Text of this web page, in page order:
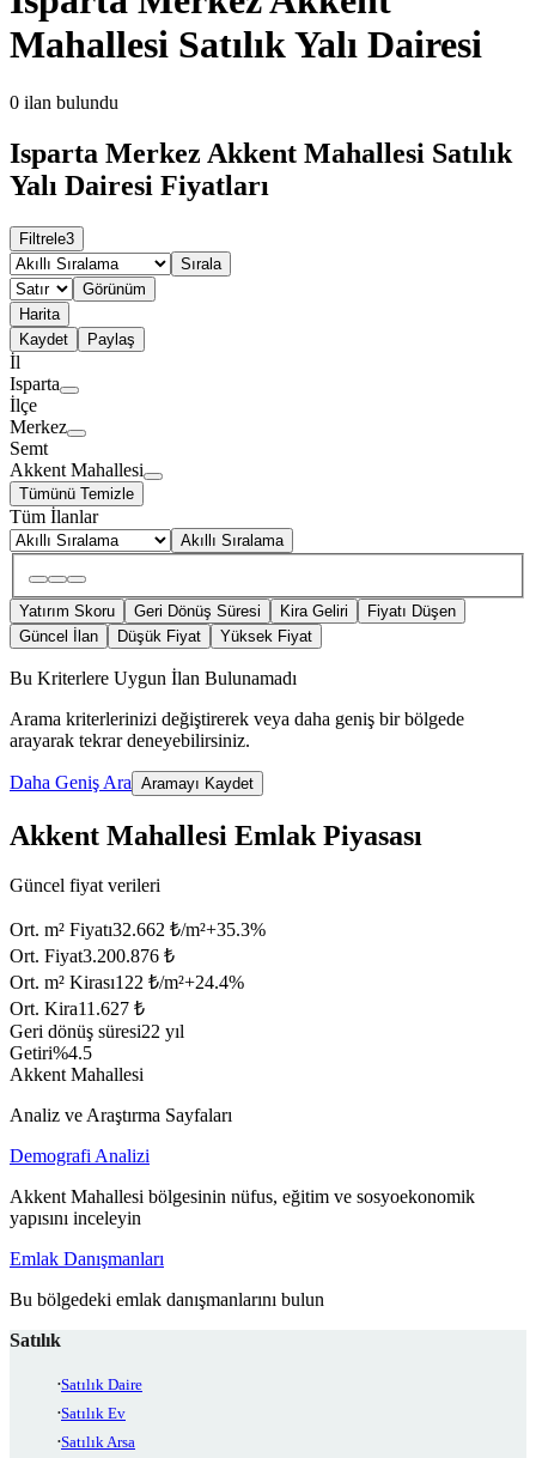
Mahallesi Satılık Yalı Dairesi
0 ilan bulundu
Isparta Merkez Akkent Mahallesi Satılık
Yalı Dairesi Fiyatları
Filtrele3
Sırala
Görünüm
Harita
Kaydet
Paylaş
İl
Isparta
İlçe
Merkez
Semt
Akkent Mahallesi
Tümünü Temizle
Tüm İlanlar
Akıllı Sıralama
Yatırım Skoru Geri Dönüş Süresi Kira Geliri
Fiyatı Düşen
Güncel İlan
Düşük Fiyat Yüksek Fiyat
Bu Kriterlere Uygun İlan Bulunamadı
Arama kriterlerinizi değiştirerek veya daha geniş bir bölgede
arayarak tekrar deneyebilirsiniz.
Daha Geniş Ara Aramayı Kaydet
Akkent Mahallesi Emlak Piyasası
Güncel fiyat verileri
Ort. m² Fiyatı32.662 ₺/m²+35.3%
Ort. Fiyat3.200.876 ₺
Ort. m² Kirası122 ₺/m²+24.4%
Ort. Kira11.627 ₺
Geri dönüş süresi22 yıl
Getiri%4.5
Akkent Mahallesi
Analiz ve Araştırma Sayfaları
Demografi Analizi
Akkent Mahallesi bölgesinin nüfus, eğitim ve sosyoekonomik
yapısını inceleyin
Emlak Danışmanları
Bu bölgedeki emlak danışmanlarını bulun
Satılık
Satılık Daire
Satılık Ev
Satılık Arsa